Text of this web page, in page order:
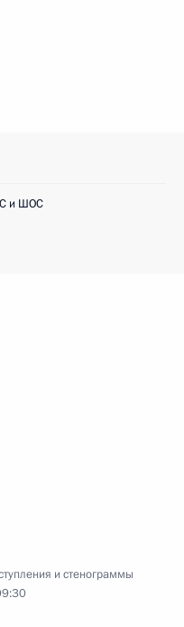
и ШОС
и стенограммы